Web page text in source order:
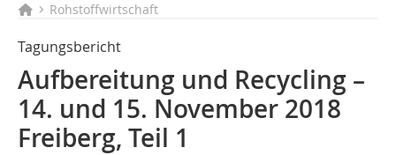
Rohstoffwirtschaft
Tagungsbericht
Aufbereitung und Recycling –
14. und 15. November 2018
Freiberg, Teil 1